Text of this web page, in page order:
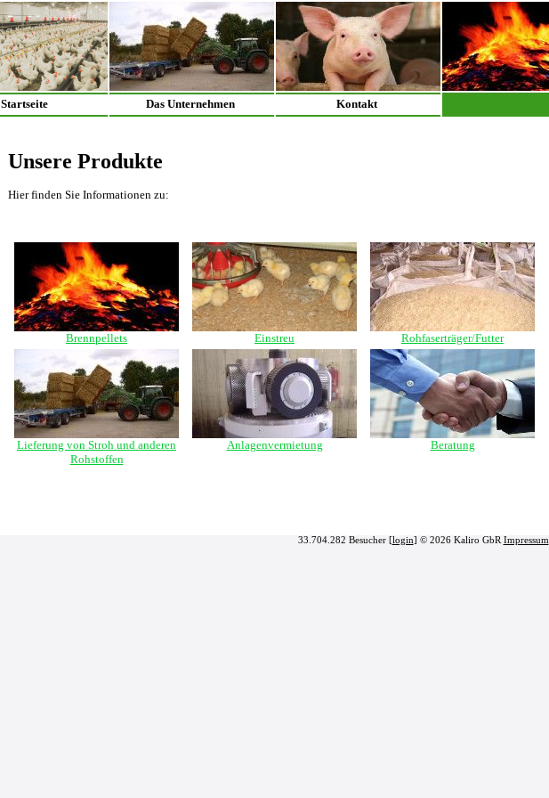
Startseite Das Unternehmen Kontakt
Unsere Produkte
Hier finden Sie Informationen zu:
Brennpellets Einstreu Rohfaserträger/Futter
Lieferung von Stroh und anderen
Rohstoffen
Anlagenvermietung Beratung
33.704.282 Besucher [login] © 2026 Kaliro GbR Impressum